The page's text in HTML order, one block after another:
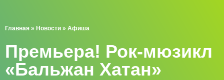
Главная » Новости » Афиша
Премьера! Рок-мюзикл
«Бальжан Хатан»